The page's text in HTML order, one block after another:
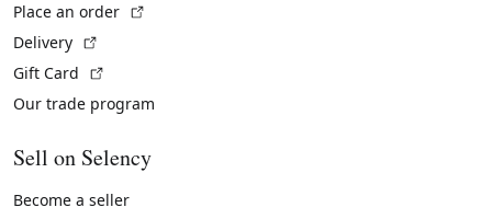
Place an order
Delivery
Gift Card
Our trade program
Sell on Selency
Become a seller